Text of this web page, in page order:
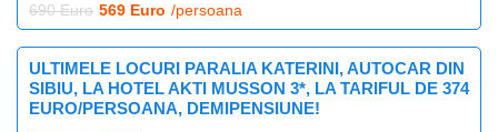
690 Euro 569 Euro /persoana
ULTIMELE LOCURI PARALIA KATERINI, AUTOCAR DIN
SIBIU, LA HOTEL AKTI MUSSON 3*, LA TARIFUL DE 374
EURO/PERSOANA, DEMIPENSIUNE!